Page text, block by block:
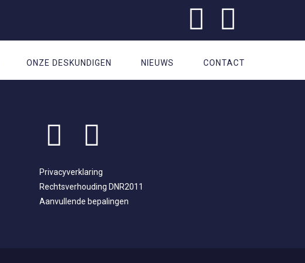
ONZE DESKUNDIGEN NIEUWS CONTACT
Privacyverklaring
Rechtsverhouding DNR2011
Aanvullende bepalingen